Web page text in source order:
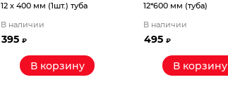
12 х 400 мм (1шт.) туба
В наличии
395₽
В корзину
12*600 мм (туба)
В наличии
495₽
В корзину